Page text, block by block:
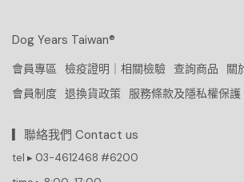
Dog Years Taiwan®
會員專區 檢疫證明｜相關檢驗 查詢商品
關
會員制度 退換貨政策 服務條款及隱私權保護
▎聯絡我們 Contact us
tel ▸ 03-4612468 #6200